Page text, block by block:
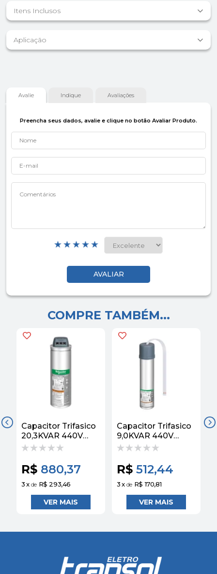
Itens Inclusos
Aplicação
Avalie Indique Avaliações
Preencha seus dados, avalie e clique no botão Avaliar Produto.
COMPRE TAMBÉM...
Capacitor Trifasico
20,3KVAR 440V
60HZ EasyCan
R$ 880,37
3x de R$ 293,46
Capacitor Trifasico
9,0KVAR 440V
60HZ EasyCan
R$ 512,44
3x de R$ 170,81